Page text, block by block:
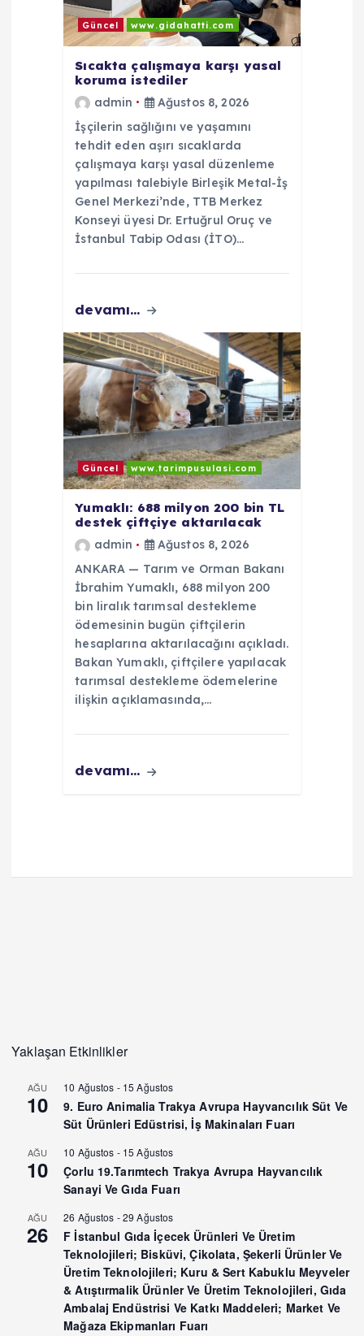
Güncel www.gidahatti.com
Sıcakta çalışmaya karşı yasal
koruma istediler
admin
Ağustos 8, 2026
İşçilerin sağlığını ve yaşamını
tehdit eden aşırı sıcaklarda
çalışmaya karşı yasal düzenleme
yapılması talebiyle Birleşik Metal-İş
Genel Merkezi’nde, TTB Merkez
Konseyi üyesi Dr. Ertuğrul Oruç ve
İstanbul Tabip Odası (İTO)…
devamı...
Güncel www.tarimpusulasi.com
Yumaklı: 688 milyon 200 bin TL
destek çiftçiye aktarılacak
admin
Ağustos 8, 2026
ANKARA — Tarım ve Orman Bakanı
İbrahim Yumaklı, 688 milyon 200
bin liralık tarımsal destekleme
ödemesinin bugün çiftçilerin
hesaplarına aktarılacağını açıkladı.
Bakan Yumaklı, çiftçilere yapılacak
tarımsal destekleme ödemelerine
ilişkin açıklamasında,…
devamı...
Yaklaşan Etkinlikler
AĞU
10
10 Ağustos - 15 Ağustos
9. Euro Animalia Trakya Avrupa Hayvancılık Süt Ve
Süt Ürünleri Edüstrisi, İş Makinaları Fuarı
AĞU
10
10 Ağustos - 15 Ağustos
Çorlu 19.Tarımtech Trakya Avrupa Hayvancılık
Sanayi Ve Gıda Fuarı
AĞU
26
26 Ağustos -29 Ağustos
F İstanbul Gıda İçecek Ürünleri Ve Üretim
Teknolojileri; Bisküvi, Çikolata, Şekerli Ürünler Ve
Üretim Teknolojileri; Kuru & Sert Kabuklu Meyveler
& Atıştırmalik Ürünler Ve Üretim Teknolojileri, Gıda
Ambalaj Endüstrisi Ve Katkı Maddeleri; Market Ve
Mağaza Ekipmanları Fuarı